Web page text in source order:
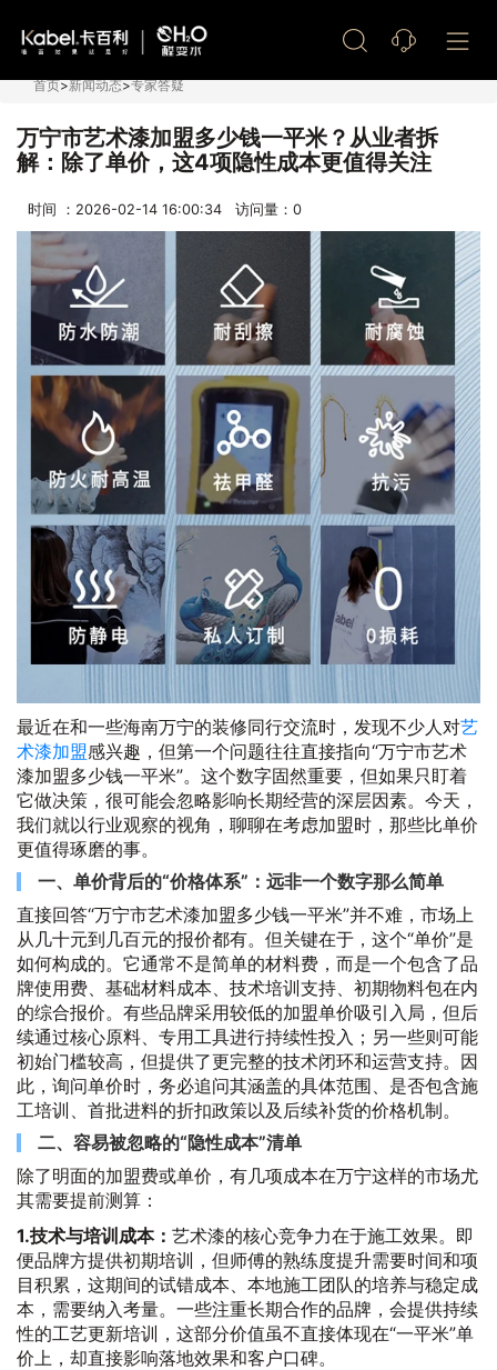
首页>新闻动态>专家答疑
万宁市艺术漆加盟多少钱一平米？从业者拆
解：除了单价，这4项隐性成本更值得关注
时间 ：2026-02-14 16:00:34 访问量： 0
最近在和一些海南万宁的装修同行交流时，发现不少人对艺
术漆加盟感兴趣，但第一个问题往往直接指向“万宁市艺术
漆加盟多少钱一平米”。这个数字固然重要，但如果只盯着
它做决策，很可能会忽略影响长期经营的深层因素。今天，
我们就以行业观察的视角，聊聊在考虑加盟时，那些比单价
更值得琢磨的事。
一、单价背后的“价格体系”：远非一个数字那么简单
直接回答“万宁市艺术漆加盟多少钱一平米”并不难，市场上
从几十元到几百元的报价都有。但关键在于，这个“单价”是
如何构成的。它通常不是简单的材料费，而是一个包含了品
牌使用费、基础材料成本、技术培训支持、初期物料包在内
的综合报价。有些品牌采用较低的加盟单价吸引入局，但后
续通过核心原料、专用工具进行持续性投入；另一些则可能
初始门槛较高，但提供了更完整的技术闭环和运营支持。因
此，询问单价时，务必追问其涵盖的具体范围、是否包含施
工培训、首批进料的折扣政策以及后续补货的价格机制。
二、容易被忽略的“隐性成本”清单
除了明面的加盟费或单价，有几项成本在万宁这样的市场尤
其需要提前测算：
1.技术与培训成本： 艺术漆的核心竞争力在于施工效果。即
便品牌方提供初期培训，但师傅的熟练度提升需要时间和项
目积累，这期间的试错成本、本地施工团队的培养与稳定成
本，需要纳入考量。一些注重长期合作的品牌，会提供持续
性的工艺更新培训，这部分价值虽不直接体现在“一平米”单
价上，却直接影响落地效果和客户口碑。